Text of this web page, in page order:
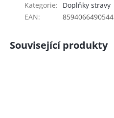
Kategorie:
Doplňky stravy
EAN: 8594066490544
Související produkty